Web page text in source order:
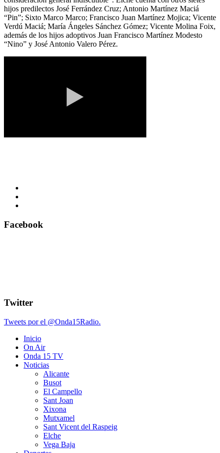
hijos predilectos José Ferrández Cruz; Antonio Martínez Maciá
“Pin”; Sixto Marco Marco; Francisco Juan Martínez Mojica; Vicente
Verdú Maciá; María Ángeles Sánchez Gómez; Vicente Molina Foix,
además de los hijos adoptivos Juan Francisco Martínez Modesto
“Nino” y José Antonio Valero Pérez.
Facebook
Twitter
Tweets por el @Onda15Radio.
Inicio
On Air
Onda 15 TV
Noticias
Alicante
Busot
El Campello
Sant Joan
Xixona
Mutxamel
Sant Vicent del Raspeig
Elche
Vega Baja